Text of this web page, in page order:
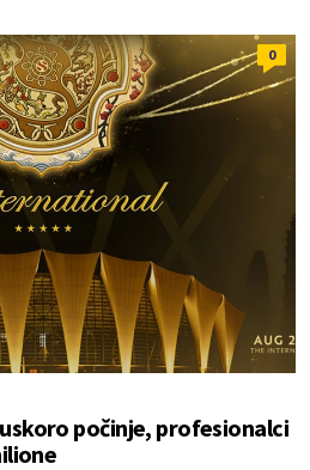
0
počinje, profesionalci